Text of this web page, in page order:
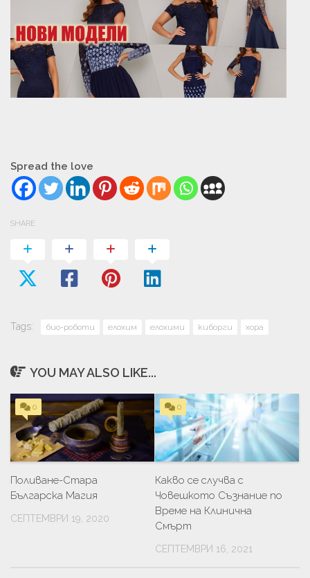
Spread the love
SHARE
Tags: био-роботи елохим елохими киборги хора
YOU MAY ALSO LIKE...
0
Поливане-Стара
Българска Магия
СЕПТЕМВРИ 19, 2020
0
Какво се случва с
Човешкото Съзнание по
Време на Клинична
Смърт
СЕПТЕМВРИ 16, 2021